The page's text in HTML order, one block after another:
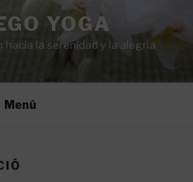
YOGA
hacia la serenidad y la alegría
Menú